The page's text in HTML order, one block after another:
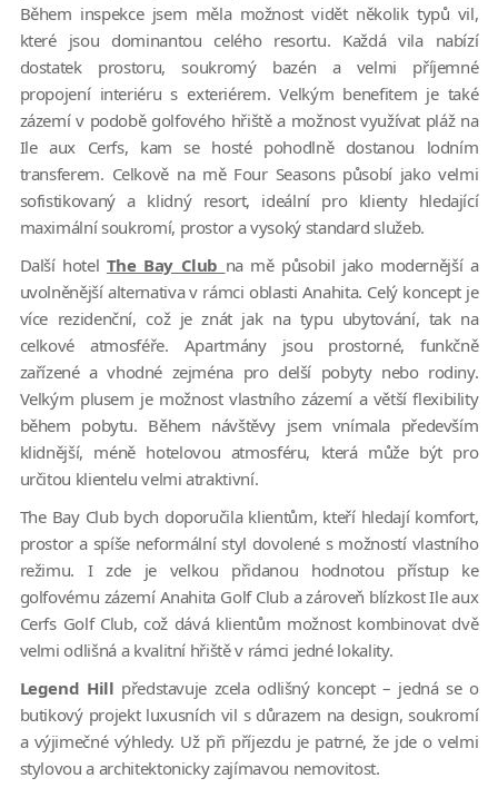
Během inspekce jsem měla možnost vidět několik typů vil,
které jsou dominantou celého resortu. Každá vila nabízí
dostatek prostoru, soukromý bazén a velmi příjemné
propojení interiéru s exteriérem. Velkým benefitem je také
zázemí v podobě golfového hřiště a možnost využívat pláž na
Ile aux Cerfs, kam se hosté pohodlně dostanou lodním
transferem. Celkově na mě Four Seasons působí jako velmi
sofistikovaný a klidný resort, ideální pro klienty hledající
maximální soukromí, prostor a vysoký standard služeb.
Další hotel The Bay Club na mě působil jako modernější a
uvolněnější alternativa v rámci oblasti Anahita. Celý koncept je
více rezidenční, což je znát jak na typu ubytování, tak na
celkové atmosféře. Apartmány jsou prostorné, funkčně
zařízené a vhodné zejména pro delší pobyty nebo rodiny.
Velkým plusem je možnost vlastního zázemí a větší flexibility
během pobytu. Během návštěvy jsem vnímala především
klidnější, méně hotelovou atmosféru, která může být pro
určitou klientelu velmi atraktivní.
The Bay Club bych doporučila klientům, kteří hledají komfort,
prostor a spíše neformální styl dovolené s možností vlastního
režimu. I zde je velkou přidanou hodnotou přístup ke
golfovému zázemí Anahita Golf Club a zároveň blízkost Ile aux
Cerfs Golf Club, což dává klientům možnost kombinovat dvě
velmi odlišná a kvalitní hřiště v rámci jedné lokality.
Legend Hill představuje zcela odlišný koncept – jedná se o
butikový projekt luxusních vil s důrazem na design, soukromí
a výjimečné výhledy. Už při příjezdu je patrné, že jde o velmi
stylovou a architektonicky zajímavou nemovitost.